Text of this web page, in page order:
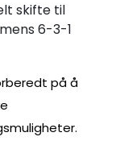
skifte til
6-3-1
på å